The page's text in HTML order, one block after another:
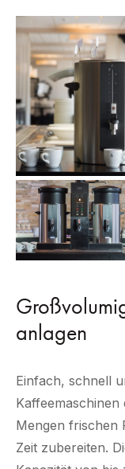
anlagen
Einfach, schnell
Mengen frischen
Zeit zubereiten.